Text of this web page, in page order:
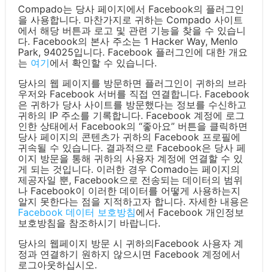
Compado는 당사 페이지에서 Facebook의 플러그인
을 사용합니다. 마찬가지로 귀하는 Compado 사이트
에서 해당 버튼과 로고 및 관련 기능을 찾을 수 있습니
다. Facebook의 본사 주소는 1 Hacker Way, Menlo
Park, 94025입니다. Facebook 플러그인에 대한 개요
는 여기에서 확인할 수 있습니다.
당사의 웹 페이지를 방문하면 플러그인이 귀하의 브라
우저와 Facebook 서버를 직접 연결합니다. Facebook
은 귀하가 당사 사이트를 방문했다는 정보를 수신하고
귀하의 IP 주소를 기록합니다. Facebook 계정에 로그
인한 상태에서 Facebook의 “좋아요” 버튼을 클릭하면
당사 페이지의 콘텐츠가 귀하의 Facebook 프로필에
귀속될 수 있습니다. 결과적으로 Facebook은 당사 페
이지 방문을 통해 귀하의 사용자 계정에 연결할 수 있
게 되는 것입니다. 이러한 경우 Comado는 페이지의
제공자일 뿐, Facebook으로 전송되는 데이터의 범위
나 Facebook이 이러한 데이터를 어떻게 사용하는지
알지 못한다는 점을 지적하고자 합니다. 자세한 내용은
Facebook 데이터 보호방침에서 Facebook 개인정보
보호방침을 참조하시기 바랍니다.
당사의 웹페이지 방문 시 귀하의Facebook 사용자 계
정과 연결하기 원하지 않으시면 Facebook 계정에서
로그아웃하십시오.